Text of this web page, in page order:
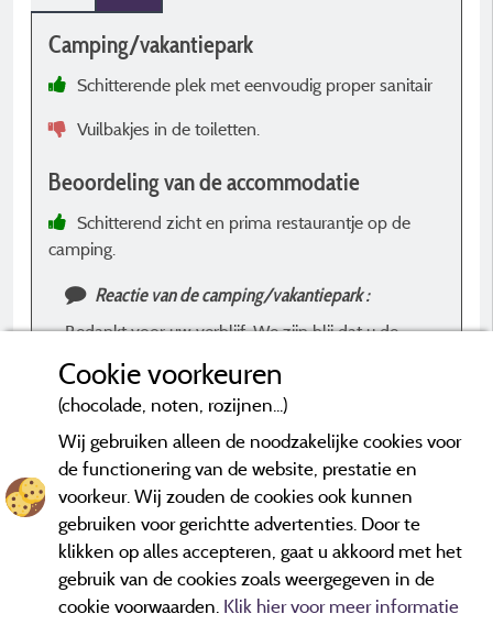
Camping/vakantiepark
Schitterende plek met eenvoudig proper sanitair
Vuilbakjes in de toiletten.
Beoordeling van de accommodatie
Schitterend zicht en prima restaurantje op de
camping.
Reactie van de camping/vakantiepark :
Bedankt voor uw verblijf. We zijn blij dat u de
*Beoordelingen die niet ouder zijn dan drie jaar en een controle
hebben ondergaan.Meer informatie
Cookie voorkeuren
(chocolade, noten, rozijnen...)
Wij gebruiken alleen de noodzakelijke cookies voor
de functionering van de website, prestatie en
voorkeur. Wij zouden de cookies ook kunnen
gebruiken voor gerichtte advertenties. Door te
klikken op alles accepteren, gaat u akkoord met het
gebruik van de cookies zoals weergegeven in de
cookie voorwaarden. Klik hier voor meer informatie